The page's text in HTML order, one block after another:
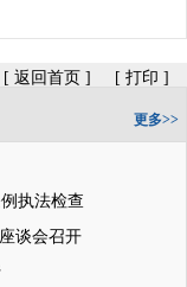
[ 返回首页 ] [ 打印 ]
更多>>
执法检查
谈会召开